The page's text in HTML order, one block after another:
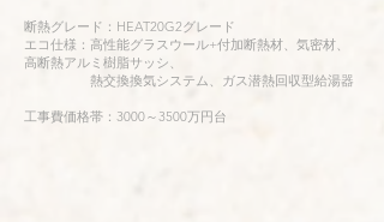
断熱グレード：HEAT20G2グレード
エコ仕様：高性能グラスウール+付加断熱材、気密材、
高断熱アルミ樹脂サッシ、
熱交換換気システム、ガス潜熱回収型給湯器
​工事費価格帯：3000～3500万円台